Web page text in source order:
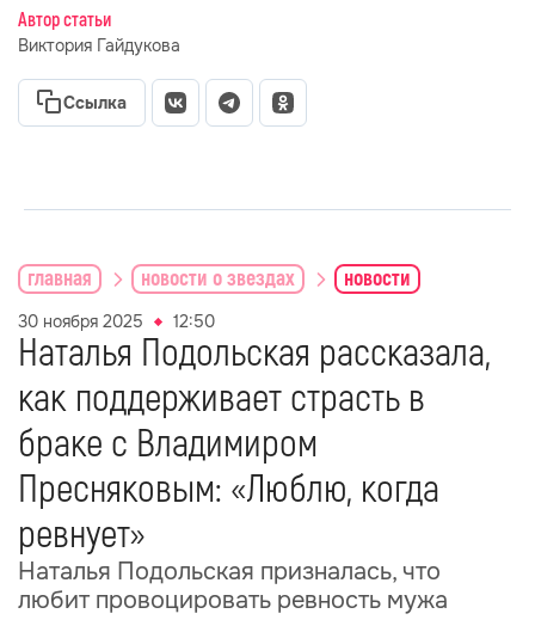
Автор статьи
Виктория Гайдукова
Ссылка
главная новости о звездах новости
30 ноября 2025 12:50
Наталья Подольская рассказала,
как поддерживает страсть в
браке с Владимиром
Пресняковым: «Люблю, когда
ревнует»
Наталья Подольская призналась, что
любит провоцировать ревность мужа